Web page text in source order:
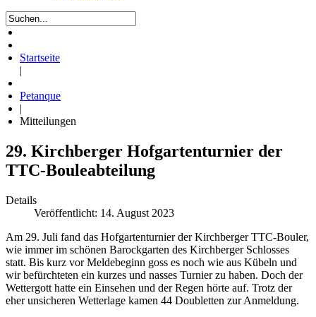
Startseite
|
Petanque
|
Mitteilungen
29. Kirchberger Hofgartenturnier der
TTC-Bouleabteilung
Details
Veröffentlicht: 14. August 2023
Am 29. Juli fand das Hofgartenturnier der Kirchberger TTC-Bouler,
wie immer im schönen Barockgarten des Kirchberger Schlosses
statt. Bis kurz vor Meldebeginn goss es noch wie aus Kübeln und
wir befürchteten ein kurzes und nasses Turnier zu haben. Doch der
Wettergott hatte ein Einsehen und der Regen hörte auf. Trotz der
eher unsicheren Wetterlage kamen 44 Doubletten zur Anmeldung.